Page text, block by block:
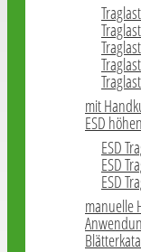
mit
ESD
ESD
ESD
ESD
manuelle